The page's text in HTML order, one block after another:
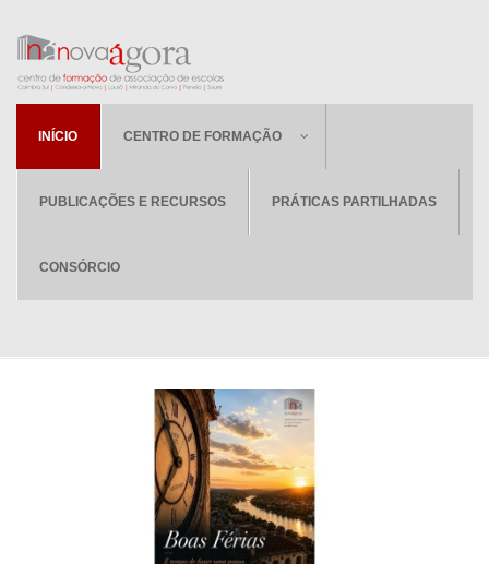
INÍCIO CENTRO DE FORMAÇÃO
PUBLICAÇÕES E RECURSOS PRÁTICAS PARTILHADAS
CONSÓRCIO